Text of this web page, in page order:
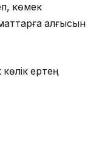
көмек
алғысын
ертең